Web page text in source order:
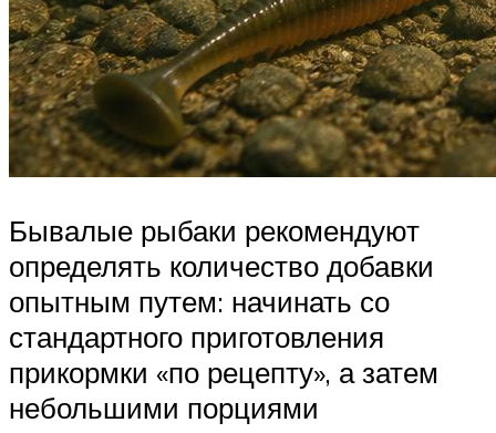
Бывалые рыбаки рекомендуют
определять количество добавки
опытным путем: начинать со
стандартного приготовления
прикормки «по рецепту», а затем
небольшими порциями